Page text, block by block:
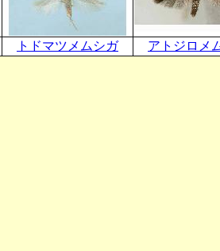
トドマツメムシガ アトジロメ